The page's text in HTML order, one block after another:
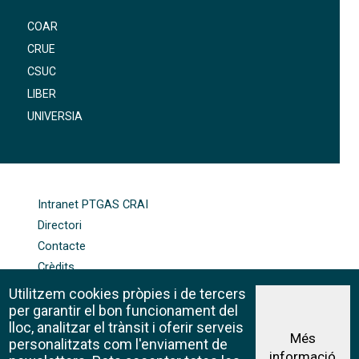
COAR
CRUE
CSUC
LIBER
UNIVERSIA
Intranet PTGAS CRAI
Directori
Contacte
Crèdits
Mapa web
Política de galetes
Avís legal
Utilitzem cookies pròpies i de tercers
per garantir el bon funcionament del
lloc, analitzar el trànsit i oferir serveis
personalitzats com l'enviament de
Més